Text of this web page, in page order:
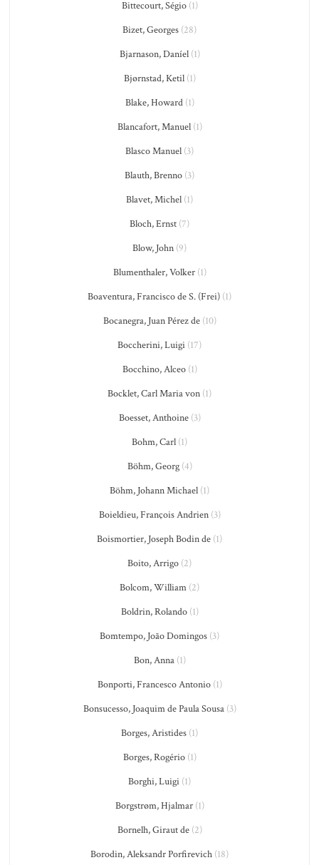
Bittecourt, Ségio(1)
Bizet, Georges (28)
Bjarnason, Daníel(1)
Bjørnstad, Ketil(1)
Blake, Howard(1)
Blancafort, Manuel(1)
Blasco Manuel (3)
Blauth, Brenno (3)
Blavet, Michel (1)
Bloch, Ernst (7)
Blow, John (9)
Blumenthaler, Volker(1)
Boaventura, Francisco de S. (Frei) (1)
Bocanegra, Juan Pérez de(10)
Boccherini, Luigi (17)
Bocchino, Alceo(1)
Bocklet, Carl Maria von (1)
Boesset, Anthoine(3)
Bohm, Carl (1)
Böhm, Georg(4)
Böhm, Johann Michael (1)
Boieldieu, François Andrien(3)
Boismortier, Joseph Bodin de (1)
Boito, Arrigo (2)
Bolcom, William (2)
Boldrin, Rolando(1)
Bomtempo, João Domingos (3)
Bon, Anna(1)
Bonporti, Francesco Antonio(1)
Bonsucesso, Joaquim de Paula Sousa(3)
Borges, Aristides (1)
Borges, Rogério(1)
Borghi, Luigi (1)
Borgstrøm, Hjalmar(1)
Bornelh, Giraut de(2)
Borodin, Aleksandr Porfirevich (18)